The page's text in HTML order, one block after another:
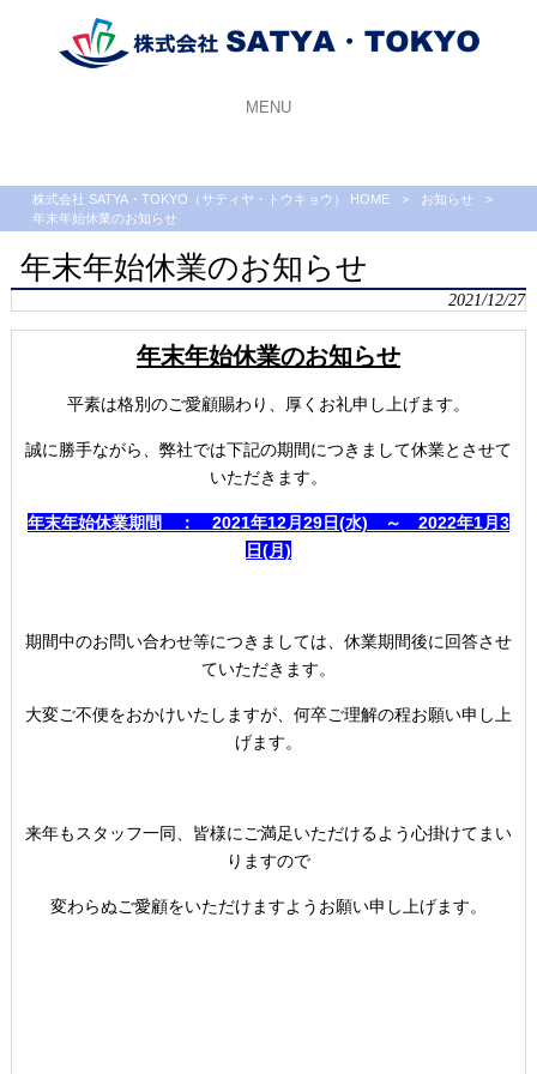
MENU
株式会社 SATYA・TOKYO（サティヤ・トウキョウ） HOME > お知らせ
>
年末年始休業のお知らせ
年末年始休業のお知らせ
2021/12/27
年末年始休業のお知らせ
平素は格別のご愛顧賜わり、厚くお礼申し上げます。
誠に勝手ながら、弊社では下記の期間につきまして休業とさせて
いただきます。
年末年始休業期間 ： 2021年12月29日(水) ～ 2022年1月3
日(月)
期間中のお問い合わせ等につきましては、 休業期間後に回答させ
ていただきます。
大変ご不便をおかけいたしますが、何卒ご理解の程お願い申し上
げます。
来年もスタッフ一同、皆様にご満足いただけるよう心掛けてまい
りますので
変わらぬご愛顧をいただけますようお願い申し上げます。